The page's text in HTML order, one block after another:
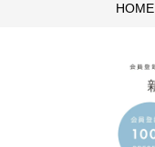
HOME